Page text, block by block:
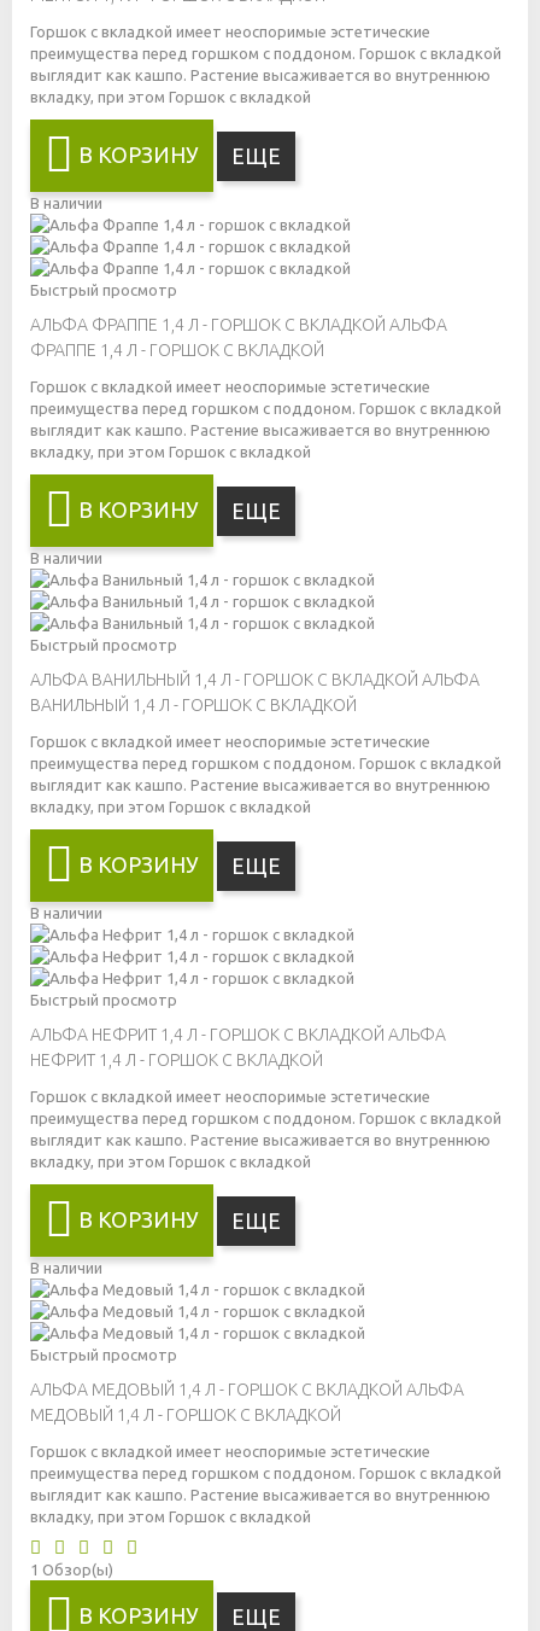
Горшок с вкладкой имеет неоспоримые эстетические
преимущества перед горшком с поддоном. Горшок с вкладкой
выглядит как кашпо. Растение высаживается во внутреннюю
вкладку, при этом Горшок с вкладкой
В КОРЗИНУ ЕЩЕ
В наличии
Быстрый просмотр
АЛЬФА ФРАППЕ 1,4 Л - ГОРШОК С ВКЛАДКОЙ АЛЬФА
ФРАППЕ 1,4 Л - ГОРШОК С ВКЛАДКОЙ
Горшок с вкладкой имеет неоспоримые эстетические
преимущества перед горшком с поддоном. Горшок с вкладкой
выглядит как кашпо. Растение высаживается во внутреннюю
вкладку, при этом Горшок с вкладкой
В КОРЗИНУ ЕЩЕ
В наличии
Быстрый просмотр
АЛЬФА ВАНИЛЬНЫЙ 1,4 Л - ГОРШОК С ВКЛАДКОЙ АЛЬФА
ВАНИЛЬНЫЙ 1,4 Л - ГОРШОК С ВКЛАДКОЙ
Горшок с вкладкой имеет неоспоримые эстетические
преимущества перед горшком с поддоном. Горшок с вкладкой
выглядит как кашпо. Растение высаживается во внутреннюю
вкладку, при этом Горшок с вкладкой
В КОРЗИНУ ЕЩЕ
В наличии
Быстрый просмотр
АЛЬФА НЕФРИТ 1,4 Л - ГОРШОК С ВКЛАДКОЙ АЛЬФА
НЕФРИТ 1,4 Л - ГОРШОК С ВКЛАДКОЙ
Горшок с вкладкой имеет неоспоримые эстетические
преимущества перед горшком с поддоном. Горшок с вкладкой
выглядит как кашпо. Растение высаживается во внутреннюю
вкладку, при этом Горшок с вкладкой
В КОРЗИНУ ЕЩЕ
В наличии
Быстрый просмотр
АЛЬФА МЕДОВЫЙ 1,4 Л - ГОРШОК С ВКЛАДКОЙ АЛЬФА
МЕДОВЫЙ 1,4 Л - ГОРШОК С ВКЛАДКОЙ
Горшок с вкладкой имеет неоспоримые эстетические
преимущества перед горшком с поддоном. Горшок с вкладкой
выглядит как кашпо. Растение высаживается во внутреннюю
вкладку, при этом Горшок с вкладкой
1 Обзор(ы)
В КОРЗИНУ ЕЩЕ